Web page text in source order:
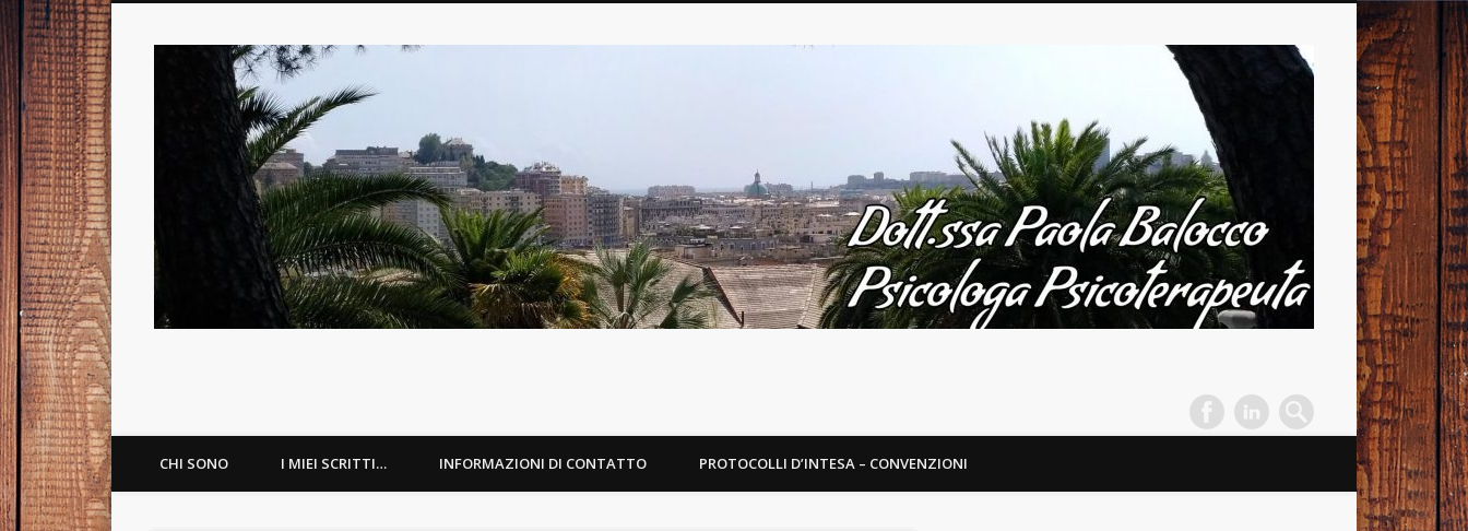
Dott.ssa
Paola
Balocco
Psicologa Psicoterapeuta a Genova
Facebook
CHI SONO I MIEI SCRITTI… INFORMAZIONI DI CONTATTO PROTOCOLLI D’INTESA – CONVENZIONI